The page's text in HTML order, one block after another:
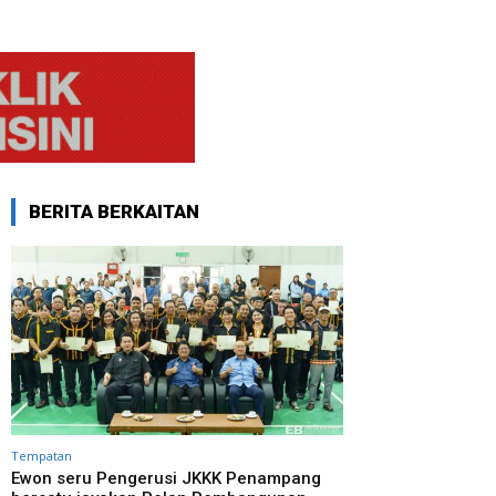
BERITA BERKAITAN
Tempatan
Ewon seru Pengerusi JKKK Penampang